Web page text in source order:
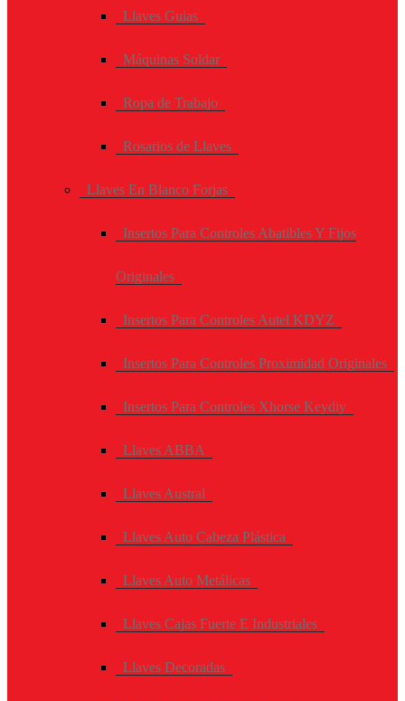
Llaves Guias
Máquinas Soldar
Ropa de Trabajo
Rosarios de Llaves
Llaves En Blanco Forjas
Insertos Para Controles Abatibles Y Fijos
Originales
Insertos Para Controles Autel KDYZ
Insertos Para Controles Proximidad Originales
Insertos Para Controles Xhorse Keydiy
Llaves ABBA
Llaves Austral
Llaves Auto Cabeza Plástica
Llaves Auto Metálicas
Llaves Cajas Fuerte E Industriales
Llaves Decoradas